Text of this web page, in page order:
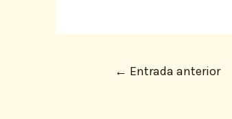
← Entrada anterior